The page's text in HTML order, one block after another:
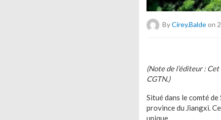
ByCirey.baldeon
(Note de l’éditeur :
CGTN.)
Situé dans le comté
province du Jiangxi.
unique.